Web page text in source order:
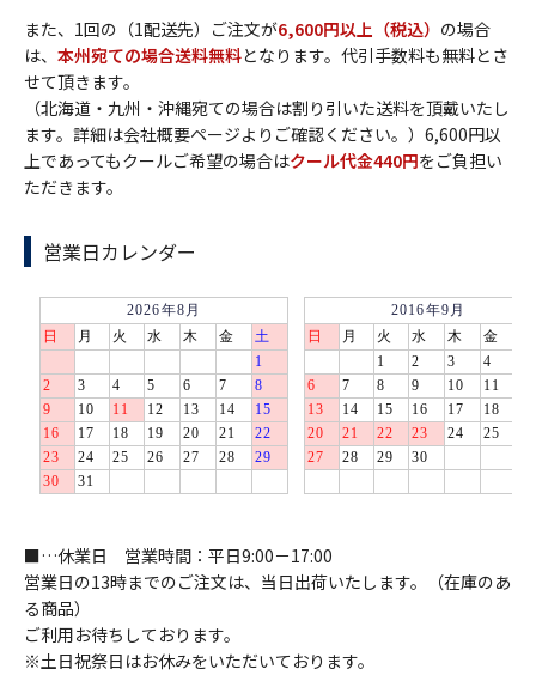
また、1回の（1配送先）ご注文が6,600円以上（税込） の場合
は、 本州宛ての場合送料無料となります。代引手数料も無料とさ
せて頂きます。
（北海道・九州・沖縄宛ての場合は割り引いた送料を頂戴いたし
ます。詳細は会社概要ページよりご確認ください。）6,600円以
上であってもクールご希望の場合はクール代金440円をご負担い
ただきます。
営業日カレンダー
■…休業日 営業時間：平日9:00－17:00
営業日の13時までのご注文は、当日出荷いたします。（在庫のあ
る商品）
ご利用お待ちしております。
※土日祝祭日はお休みをいただいております。